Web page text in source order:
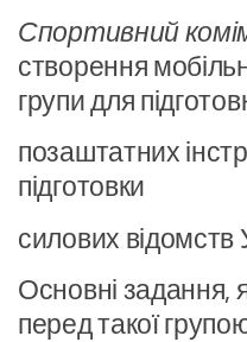
Спортивний
створення
групи для
позаштатних
підготовки
силових відомств
Основні задання,
перед такої